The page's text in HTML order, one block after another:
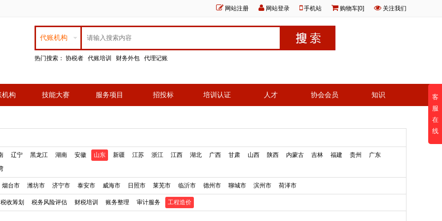
网站注册 网站登录 手机站 购物车[0] 关注我们
代账机构
热门搜索： 协税者 代账培训 财务外包 代理记账
机构 技能大赛 服务项目 招投标 培训认证 人才 协会会员 知识
辽宁 黑龙江 湖南 安徽 山东 新疆 江苏 浙江 江西 湖北 广西 甘肃 山西 陕西 内蒙古 吉林 福建 贵州
广东
烟台市 潍坊市 济宁市 泰安市 威海市 日照市 莱芜市 临沂市 德州市 聊城市 滨州市 荷泽市
税收筹划 税务风险评估 财税培训 账务整理 审计服务 工程造价
客
服
在
线